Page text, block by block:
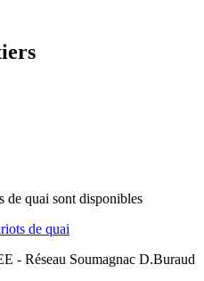
de quai sont disponibles
- Réseau Soumagnac D.Buraud